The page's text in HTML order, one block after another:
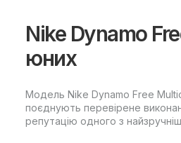
Nike Dynamo
юних
Модель Nike Dynamo Free
поєднують перевірене
репутацію одного з